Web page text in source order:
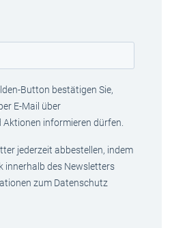
Button bestätigen Sie,
E-Mail über
informieren dürfen.
jederzeit abbestellen, indem
innerhalb des Newsletters
zum Datenschutz